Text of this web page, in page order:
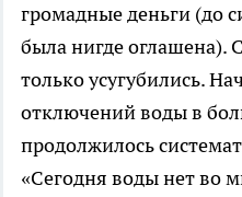
громадные деньги (до
была нигде оглашена).
только усугубились.
отключений воды в
продолжилось
«Сегодня воды нет во